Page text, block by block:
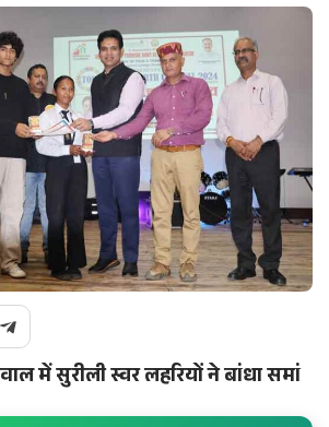
में सुरीली स्वर लहरियों ने बांधा समां